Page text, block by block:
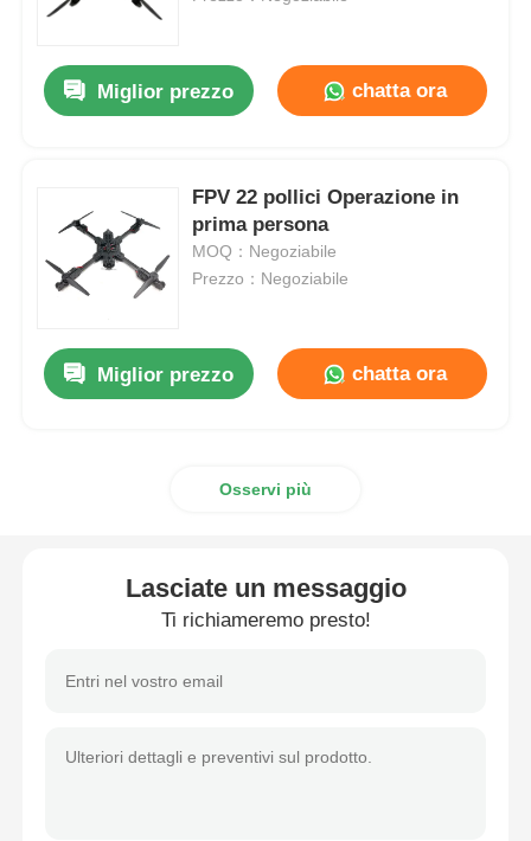
Fuco di spruzzatura di agricoltura
Parti di droni
Anti dispositivo del fuco
campo di applicazione dell'imaging termico
Miglior prezzo chatta ora
FPV 22 pollici Operazione in
prima persona
MOQ：Negoziabile
Prezzo：Negoziabile
Miglior prezzo chatta ora
Osservi più
Lasciate un messaggio
Ti richiameremo presto!